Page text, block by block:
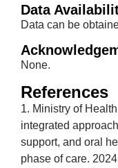
Data
Data can be
None.
References
1. Ministry of
integrated
support, and oral
phase of care.